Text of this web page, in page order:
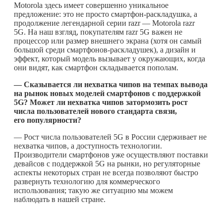
Motorola здесь имеет совершенно уникальное
предложение: это не просто смартфон-раскладушка, а
продолжение легендарной серии razr — Motorola razr
5G. На наш взгляд, покупателям razr 5G важен не
процессор или размер внешнего экрана (хотя он самый
большой среди смартфонов-раскладушек), а дизайн и
эффект, который модель вызывает у окружающих, когда
они видят, как смартфон складывается пополам.
— Сказывается ли нехватка чипов на темпах вывода
на рынок новых моделей смартфонов с поддержкой
5G? Может ли нехватка чипов затормозить рост
числа пользователей нового стандарта связи,
его популярности?
— Рост числа пользователей 5G в России сдерживает не
нехватка чипов, а доступность технологии.
Производители смартфонов уже осуществляют поставки
девайсов с поддержкой 5G на рынки, но регуляторные
аспекты некоторых стран не всегда позволяют быстро
развернуть технологию для коммерческого
использования; такую же ситуацию мы можем
наблюдать в нашей стране.